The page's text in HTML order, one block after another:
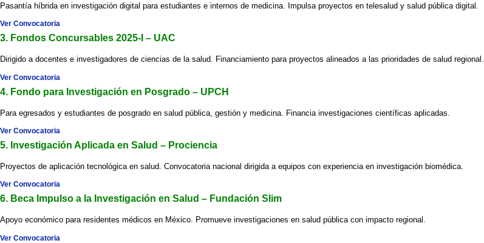
Pasantía híbrida en investigación digital para estudiantes e internos de medicina. Impulsa proyectos en telesalud y salud pública digital.
Ver Convocatoria
3. Fondos Concursables 2025-I – UAC
Dirigido a docentes e investigadores de ciencias de la salud. Financiamiento para proyectos alineados a las prioridades de salud regional.
Ver Convocatoria
4. Fondo para Investigación en Posgrado – UPCH
Para egresados y estudiantes de posgrado en salud pública, gestión y medicina. Financia investigaciones científicas aplicadas.
Ver Convocatoria
5. Investigación Aplicada en Salud – Prociencia
Proyectos de aplicación tecnológica en salud. Convocatoria nacional dirigida a equipos con experiencia en investigación biomédica.
Ver Convocatoria
6. Beca Impulso a la Investigación en Salud – Fundación Slim
Apoyo económico para residentes médicos en México. Promueve investigaciones en salud pública con impacto regional.
Ver Convocatoria